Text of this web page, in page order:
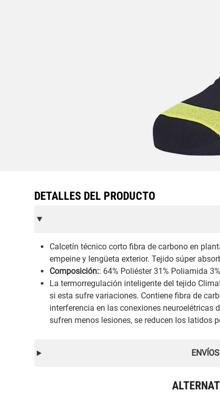
DETALLES DEL PRODUCTO
Calcetín técnico corto fibra de carbono en
empeine y lengüeta exterior. Tejido súper
Composición:: 64% Poliéster 31% Poliamida
La termorregulación inteligente del tejido
si esta sufre variaciones. Contiene fibra de
interferencia en las conexiones neuroelétricas
sufren menos lesiones, se reducen los latidos